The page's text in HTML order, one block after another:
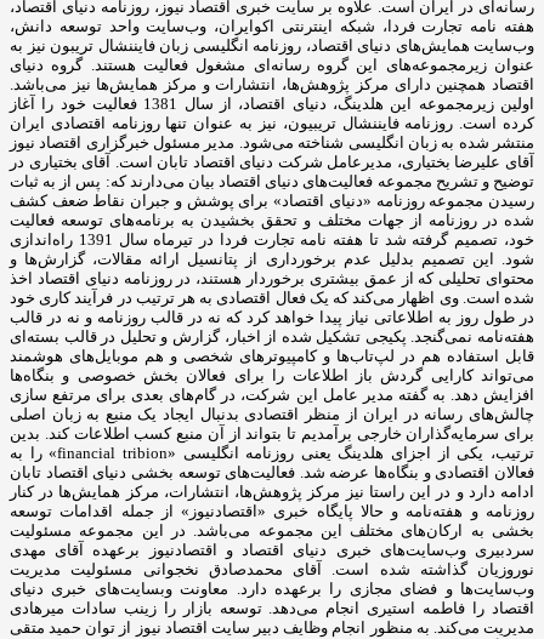
رسانه‌ای در ایران است. علاوه بر سایت خبری اقتصاد نیوز، روزنامه دنیای اقتصاد،
هفته ‌نامه تجارت فردا، شبکه اینترنتی اکوایران، وب‌سایت واحد توسعه دانش،
وب‌سایت همایش‌های دنیای اقتصاد، روزنامه انگلیسی ‌زبان فایننشال تریبون نیز به
عنوان زیرمجموعه‌های این گروه رسانه‌ای مشغول فعالیت هستند. گروه دنیای
اقتصاد همچنین دارای مرکز پژوهش‌ها، انتشارات و مرکز همایش‌ها نیز می‌باشد.
اولین زیرمجموعه این هلدینگ، دنیای اقتصاد، از سال 1381 فعالیت خود را آغاز
کرده است. روزنامه فایننشال تریبیون، نیز به عنوان تنها روزنامه اقتصادی ایران
منتشر شده به زبان انگلیسی شناخته می‌شود. مدیر مسئول خبرگزاری اقتصاد نیوز
آقای علیرضا بختیاری، مدیرعامل شرکت دنیای اقتصاد تابان است. آقای بختیاری در
توضیح و تشریح مجموعه فعالیت‌های دنیای اقتصاد بیان می‌دارند که: پس از به ثبات
رسیدن مجموعه روزنامه «دنیای اقتصاد» برای پوشش و جبران نقاط ضعف کشف
شده در روزنامه از جهات مختلف و تحقق بخشیدن به برنامه‌های توسعه فعالیت
خود، تصمیم گرفته شد تا هفته نامه تجارت فردا در تیرماه سال 1391 راه‌اندازی
شود. این تصمیم بدلیل عدم برخورداری از پتانسیل ارائه مقالات، گزارش‌ها و
محتوای تحلیلی که از عمق بیشتری برخوردار هستند، در روزنامه دنیای اقتصاد اخذ
شده است. وی اظهار می‌کند که یک فعال اقتصادی به هر ترتیب در فرآیند کاری خود
در طول روز به اطلاعاتی نیاز پیدا خواهد کرد که نه در قالب روزنامه و نه در قالب
هفته‌نامه نمی‌گنجد. پکیجی تشکیل شده از اخبار، گزارش و تحلیل در قالب بسته‌ای
قابل استفاده هم در لپ‌تاب‌ها و کامپیوترهای شخصی و هم موبایل‌های هوشمند
می‌تواند کارایی گردش باز اطلاعات را برای فعالان بخش خصوصی و بنگاه‌ها
افزایش دهد. به گفته مدیر عامل این شرکت، در گام‌های بعدی برای مرتفع سازی
چالش‌های رسانه در ایران از منظر اقتصادی بدنبال ایجاد یک منبع به زبان اصلی
برای سرمایه‌گذاران خارجی برآمدیم تا بتواند از آن منبع کسب اطلاعات کند. بدین
ترتیب، یکی از اجزای هلدینگ یعنی روزنامه انگلیسی «financial tribion» را به
فعالان اقتصادی و بنگاه‌ها عرضه شد. فعالیت‌های توسعه بخشی دنیای اقتصاد تابان
ادامه دارد و در این راستا نیز مرکز پژوهش‌ها، انتشارات، مرکز همایش‌ها در کنار
روزنامه و هفته‌نامه و حالا پایگاه خبری «اقتصادنیوز» از جمله اقدامات توسعه
بخشی به ارکان‌های مختلف این مجموعه می‌باشد. در این مجموعه مسئولیت
سردبیری وب‌سایت‌های خبری دنیای اقتصاد و اقتصادنیوز برعهده آقای مهدی
نوروزیان گذاشته شده است. آقای محمدصادق نخجوانی مسئولیت مدیریت
وب‌سایت‌ها و فضای مجازی را برعهده دارد. معاونت وبسایت‌های خبری دنیای
اقتصاد را فاطمه استیری انجام می‌دهد. توسعه بازار را زینب سادات میرهادی
مدیریت می‌کند. به منظور انجام وظایف دبیر سایت اقتصاد نیوز از توان حمید متقی